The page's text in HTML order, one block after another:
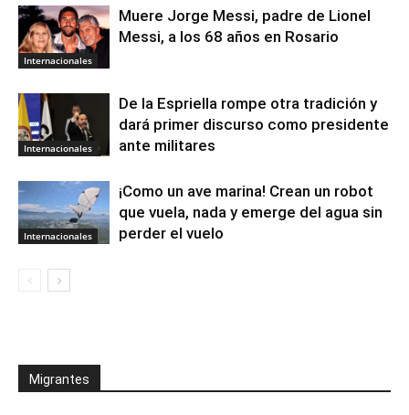
Internacionales
Muere Jorge Messi, padre de Lionel
Messi, a los 68 años en Rosario
Internacionales
De la Espriella rompe otra tradición y
dará primer discurso como presidente
ante militares
Internacionales
¡Como un ave marina! Crean un robot
que vuela, nada y emerge del agua sin
perder el vuelo
Migrantes